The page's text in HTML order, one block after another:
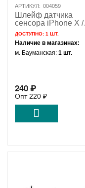
АРТИКУЛ: 004059
Шлейф датчика
сенсора iPhone X /
821-01591
ДОСТУПНО:1 ШТ.
Наличие в магазинах:
м. Бауманская:1 шт.
240₽
Опт 220 ₽